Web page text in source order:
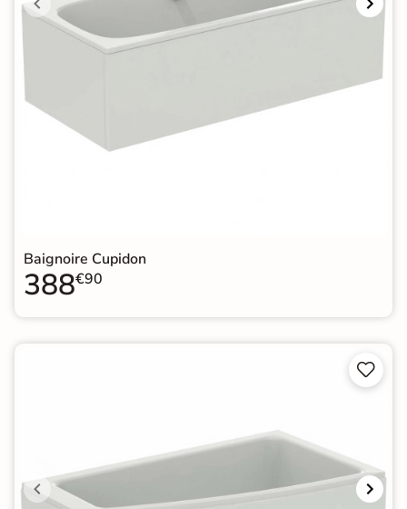
Baignoire Cupidon
388€90

